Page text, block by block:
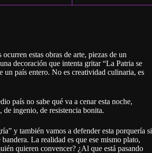
estas obras de arte, piezas de un
decoración que intenta gritar “La Patria se
un país entero. No es creatividad culinaria, es
país no sabe qué va a cenar esta noche,
de ingenio, de resistencia bonita.
y también vamos a defender esta porquería si
La realidad es que ese mismo plato,
quieren convencer? ¿Al que está pasando